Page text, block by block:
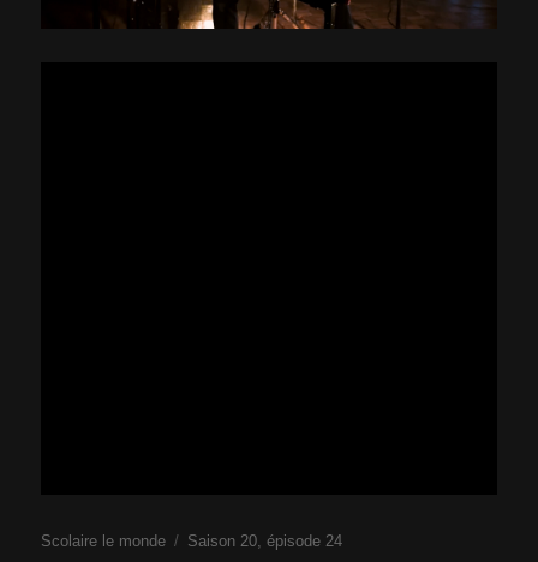
Scolaire le monde Saison 20, épisode 24